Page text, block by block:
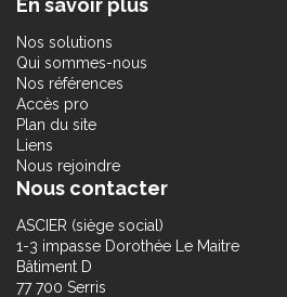
En savoir plus
Nos solutions
Qui sommes-nous
Nos références
Accès pro
Plan du site
Liens
Nous rejoindre
Nous contacter
ASCIER (siège social)
1-3 impasse Dorothée Le Maitre
Bâtiment D
77 700 Serris